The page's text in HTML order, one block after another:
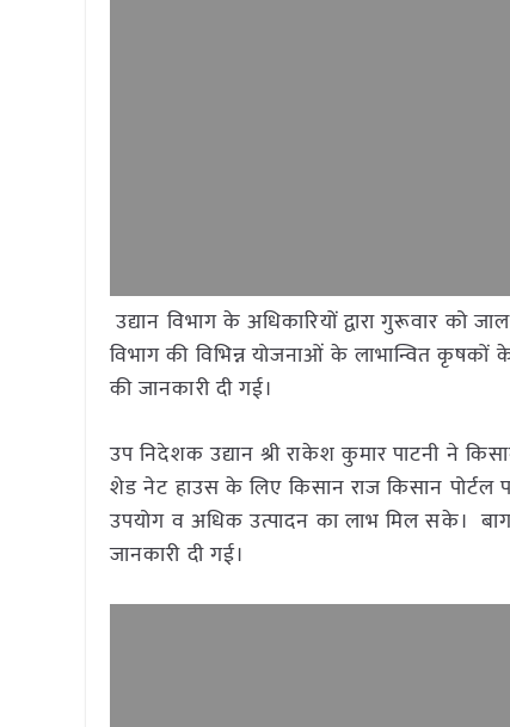
उद्यान विभाग के अधिकारियों द्वारा गुरूवार को
विभाग की विभिन्न योजनाओं के लाभान्वित कृषकों
की जानकारी दी गई।
उप निदेशक उद्यान श्री राकेश कुमार पाटनी ने
शेड नेट हाउस के लिए किसान राज किसान
उपयोग व अधिक उत्पादन का लाभ मिल सके।
जानकारी दी गई।